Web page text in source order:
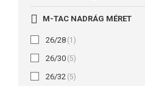
M-TAC NADRÁG MÉRET
26/28 (1)
26/30 (5)
26/32 (5)